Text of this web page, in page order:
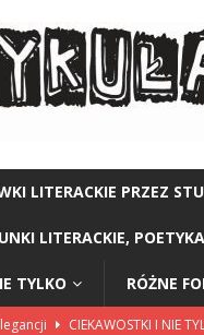
LITERACKIE PRZEZ
LITERACKIE, POETYKA
TYLKO RÓŻNE
CIEKAWOSTKI I NIE